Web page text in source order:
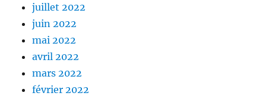
juillet 2022
juin 2022
mai 2022
avril 2022
mars 2022
février 2022